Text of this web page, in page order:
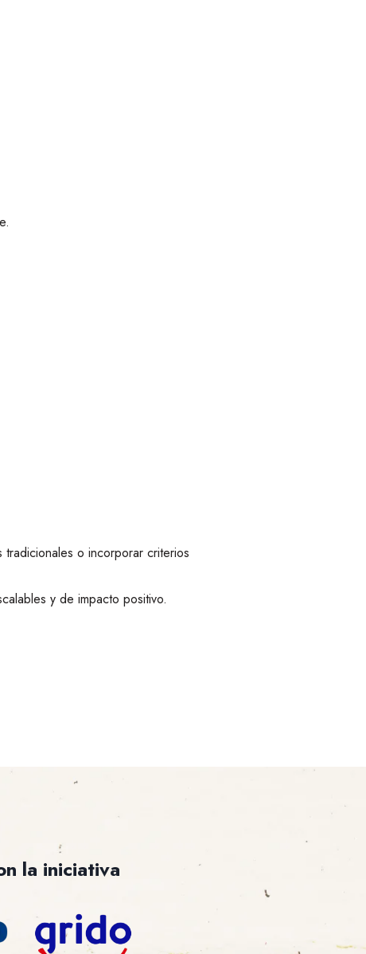
tradicionales o incorporar criterios
y de impacto positivo.
la iniciativa